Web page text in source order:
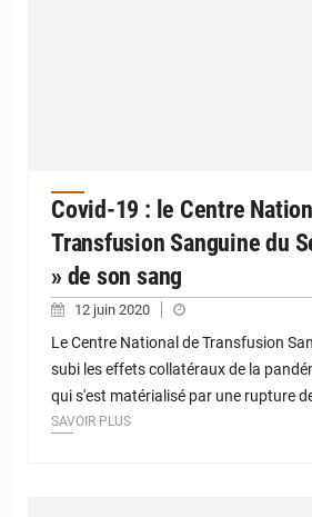
Covid-19 : le Centre
Transfusion Sanguine du
» de son sang
12 juin 2020
Le Centre National de Transfusion
subi les effets collatéraux de la
qui s'est matérialisé par une rupture
SAVOIR PLUS